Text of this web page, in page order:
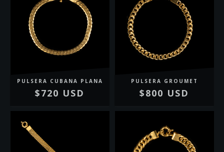
PULSERA CUBANA PLANA
$720 USD
PULSERA GROUMET
$800 USD